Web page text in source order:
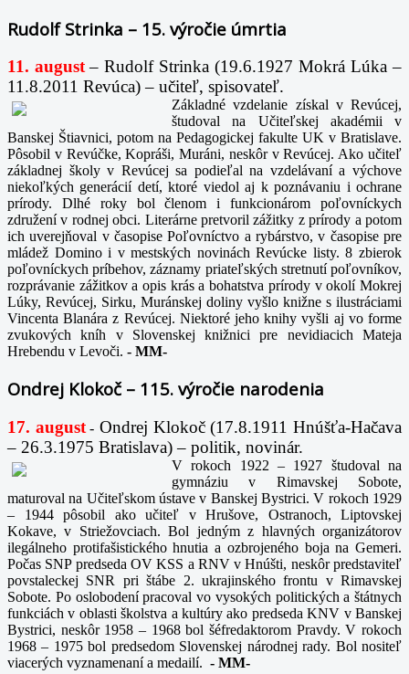
Rudolf Strinka – 15. výročie úmrtia
11. august – Rudolf Strinka (19.6.1927 Mokrá Lúka –
11.8.2011 Revúca) – učiteľ, spisovateľ.
Základné vzdelanie získal v Revúcej,
študoval na Učiteľskej akadémii v
Banskej Štiavnici, potom na Pedagogickej fakulte UK v Bratislave.
Pôsobil v Revúčke, Kopráši, Muráni, neskôr v Revúcej. Ako učiteľ
základnej školy v Revúcej sa podieľal na vzdelávaní a výchove
niekoľkých generácií detí, ktoré viedol aj k poznávaniu i ochrane
prírody. Dlhé roky bol členom i funkcionárom poľovníckych
združení v rodnej obci. Literárne pretvoril zážitky z prírody a potom
ich uverejňoval v časopise Poľovníctvo a rybárstvo, v časopise pre
mládež Domino i v mestských novinách Revúcke listy. 8 zbierok
poľovníckych príbehov, záznamy priateľských stretnutí poľovníkov,
rozprávanie zážitkov a opis krás a bohatstva prírody v okolí Mokrej
Lúky, Revúcej, Sirku, Muránskej doliny vyšlo knižne s ilustráciami
Vincenta Blanára z Revúcej. Niektoré jeho knihy vyšli aj vo forme
zvukových kníh v Slovenskej knižnici pre nevidiacich Mateja
Hrebendu v Levoči. - MM-
Ondrej Klokoč – 115. výročie narodenia
17. august- Ondrej Klokoč (17.8.1911 Hnúšťa-Hačava
– 26.3.1975 Bratislava) – politik, novinár.
V rokoch 1922 – 1927 študoval na
gymnáziu v Rimavskej Sobote,
maturoval na Učiteľskom ústave v Banskej Bystrici. V rokoch 1929
– 1944 pôsobil ako učiteľ v Hrušove, Ostranoch, Liptovskej
Kokave, v Striežovciach. Bol jedným z hlavných organizátorov
ilegálneho protifašistického hnutia a ozbrojeného boja na Gemeri.
Počas SNP predseda OV KSS a RNV v Hnúšti, neskôr predstaviteľ
povstaleckej SNR pri štábe 2. ukrajinského frontu v Rimavskej
Sobote. Po oslobodení pracoval vo vysokých politických a štátnych
funkciách v oblasti školstva a kultúry ako predseda KNV v Banskej
Bystrici, neskôr 1958 – 1968 bol šéfredaktorom Pravdy. V rokoch
1968 – 1975 bol predsedom Slovenskej národnej rady. Bol nositeľ
viacerých vyznamenaní a medailí. - MM-